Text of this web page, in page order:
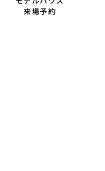
来場予約